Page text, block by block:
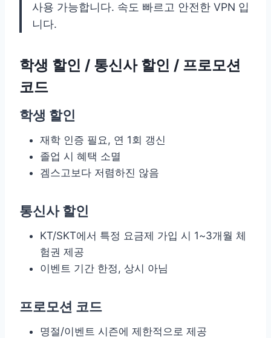
사용 가능합니다. 속도 빠르고 안전한 VPN 입
니다.
학생 할인 / 통신사 할인 / 프로모션
코드
학생 할인
재학 인증 필요, 연 1회 갱신
졸업 시 혜택 소멸
겜스고보다 저렴하진 않음
통신사 할인
KT/SKT에서 특정 요금제 가입 시 1~3개월 체
험권 제공
이벤트 기간 한정, 상시 아님
프로모션 코드
명절/이벤트 시즌에 제한적으로 제공